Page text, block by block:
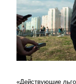
«Действующие